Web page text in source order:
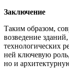
Заключение
Таким образом,
возведение
технологических
ней ключевую
но и